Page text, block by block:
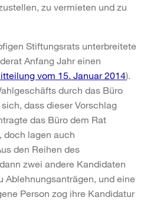
zu vermieten und zu
Stiftungsrats unterbreitete
Anfang Jahr einen
vom 15. Januar 2014).
durch das Büro
dass dieser Vorschlag
das Büro dem Rat
lagen auch
den Reihen des
zwei andere Kandidaten
Ablehnungsanträgen, und eine
Person zog ihre Kandidatur